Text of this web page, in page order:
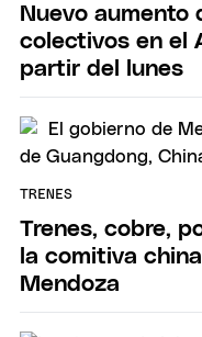
Nuevo aumento
colectivos en el
partir del lunes
TRENES
Trenes, cobre,
la comitiva
Mendoza